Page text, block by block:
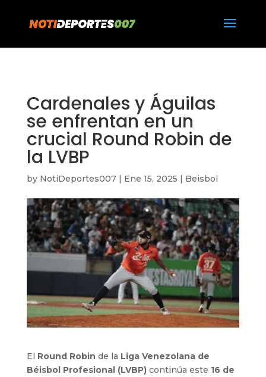
Cardenales y Águilas
se enfrentan en un
crucial Round Robin de
la LVBP
by NotiDeportes007| Ene 15, 2025 | Beisbol
El Round Robin de la Liga Venezolana de
Béisbol Profesional (LVBP)continúa este 16 de